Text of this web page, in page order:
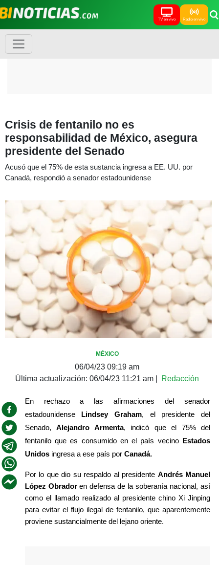
TV en vivo Radio en vivo
Crisis de fentanilo no es
responsabilidad de México, asegura
presidente del Senado
Acusó que el 75% de esta sustancia ingresa a EE. UU. por
Canadá, respondió a senador estadounidense
MÉXICO
06/04/23 09:19 am
Última actualización: 06/04/23 11:21 am Redacción
En rechazo a las afirmaciones del senador
estadounidense
Lindsey Graham, el presidente del
Senado, Alejandro Armenta, indicó que el 75% del
fentanilo que es consumido en el país vecino
Estados
Unidos ingresa a ese país por Canadá.
Por lo que dio su respaldo al presidente Andrés Manuel
López Obrador en defensa de la soberanía nacional, así
como el llamado realizado al presidente chino Xi Jinping
para evitar el flujo ilegal de fentanilo, que aparentemente
proviene sustancialmente del lejano oriente.